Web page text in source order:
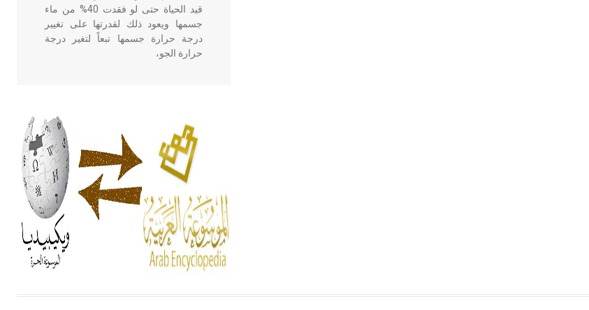
قيد الحياة حتى لو فقدت 40% من ماء
جسمها ويعود ذلك لقدرتها على تغيير
درجة حرارة جسمها تبعاً لتغير درجة
حرارة الجو،
أربعة مؤلفات هي: الحكم، الأدلة، تنظيم
التغذية، ورسالته في جروح الرأس.
ويعود له الفضل بأنه حرر الطب من
الدين والفلسفة.
- هل تعلم أن المرجان إفراز حيواني
يتكون في البحر ويتركب من مادة
كربونات الكلسيوم، وهو أحمر أو شديد
الحمرة وهو أجود أنواعه، ويمتاز بكبر
الحجم ويسمى الش